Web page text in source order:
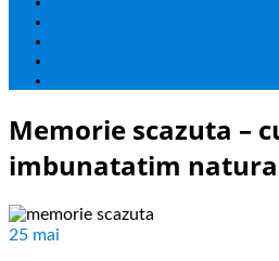
Memorie scazuta –
imbunatatim
25 mai